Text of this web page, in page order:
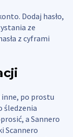
Dodaj hasło,
ze
z cyframi
po prostu
śledzenia
a Sannero
Scannero